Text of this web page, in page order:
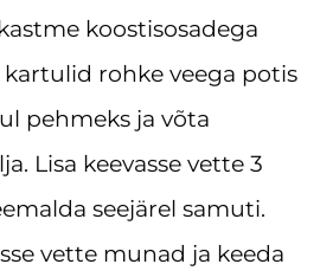
koostisosadega
kartulid rohke veega potis
pehmeks ja võta
Lisa keevasse vette 3
seejärel samuti.
vette munad ja keeda